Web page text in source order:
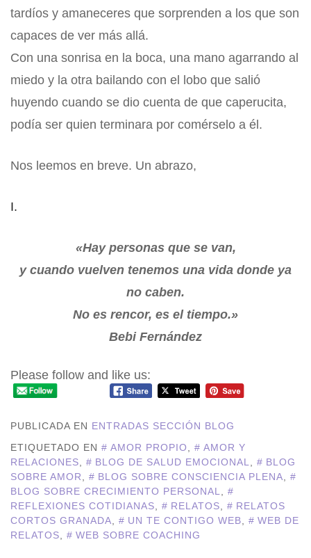
tardíos y amaneceres que sorprenden a los que son
capaces de ver más allá.
Con una sonrisa en la boca, una mano agarrando al
miedo y la otra bailando con el lobo que salió
huyendo cuando se dio cuenta de que caperucita,
podía ser quien terminara por comérselo a él.
Nos leemos en breve. Un abrazo,
I.
«Hay personas que se van,
y cuando vuelven tenemos una vida donde ya
no caben.
No es rencor, es el tiempo.»
Bebi Fernández
Please follow and like us:
PUBLICADA EN ENTRADAS SECCIÓN BLOG
ETIQUETADO EN
AMOR PROPIO
AMOR Y
RELACIONES
BLOG DE SALUD EMOCIONAL
BLOG
SOBRE AMOR
BLOG SOBRE CONSCIENCIA PLENA
BLOG SOBRE CRECIMIENTO PERSONAL
REFLEXIONES COTIDIANAS
RELATOS
RELATOS
CORTOS GRANADA
UN TE CONTIGO WEB
WEB DE
RELATOS
WEB SOBRE COACHING